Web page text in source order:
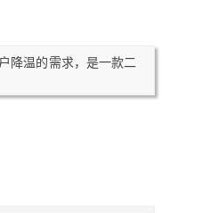
降温的需求，是一款二